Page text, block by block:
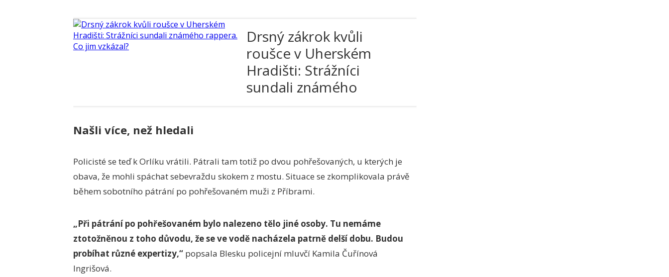
Drsný zákrok kvůli
roušce v Uherském
Hradišti: Strážníci
sundali známého
Našli více, než hledali
Policisté se teď k Orlíku vrátili. Pátrali tam totiž po dvou pohřešovaných, u kterých je
obava, že mohli spáchat sebevraždu skokem z mostu. Situace se zkomplikovala právě
během sobotního pátrání po pohřešovaném muži z Příbrami.
„Při pátrání po pohřešovaném bylo nalezeno tělo jiné osoby. Tu nemáme
ztotožněnou z toho důvodu, že se ve vodě nacházela patrně delší dobu. Budou
probíhat různé expertizy,“ popsala Blesku policejní mluvčí Kamila Čuřínová
Ingrišová.